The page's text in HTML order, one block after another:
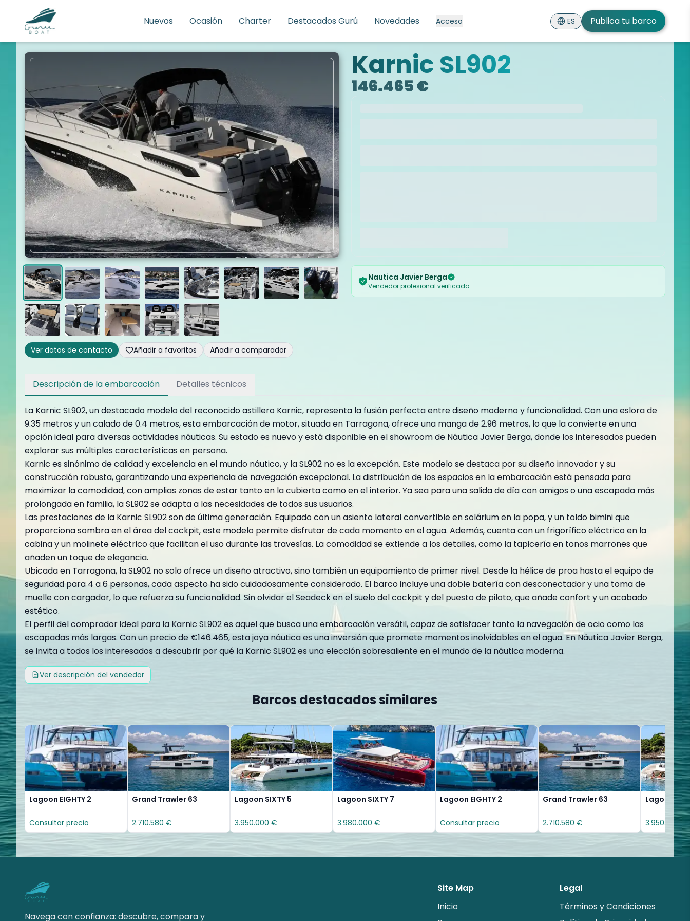
Nuevos Ocasión Charter Destacados Gurú Novedades Acceso ES Publica tu barco
Ver datos de contacto Añadir a favoritos Añadir a comparador
Karnic SL902
146.465 €
Nautica Javier Berga
Vendedor profesional verificado
Descripción de la embarcación Detalles técnicos
La Karnic SL902, un destacado modelo del reconocido astillero Karnic, representa la fusión perfecta entre diseño moderno y funcionalidad. Con una eslora de
9.35 metros y un calado de 0.4 metros, esta embarcación de motor, situada en Tarragona, ofrece una manga de 2.96 metros, lo que la convierte en una
opción ideal para diversas actividades náuticas. Su estado es nuevo y está disponible en el showroom de Náutica Javier Berga, donde los interesados pueden
explorar sus múltiples características en persona.
Karnic es sinónimo de calidad y excelencia en el mundo náutico, y la SL902 no es la excepción. Este modelo se destaca por su diseño innovador y su
construcción robusta, garantizando una experiencia de navegación excepcional. La distribución de los espacios en la embarcación está pensada para
maximizar la comodidad, con amplias zonas de estar tanto en la cubierta como en el interior. Ya sea para una salida de día con amigos o una escapada más
prolongada en familia, la SL902 se adapta a las necesidades de todos sus usuarios.
Las prestaciones de la Karnic SL902 son de última generación. Equipado con un asiento lateral convertible en solárium en la popa, y un toldo bimini que
proporciona sombra en el área del cockpit, este modelo permite disfrutar de cada momento en el agua. Además, cuenta con un frigorífico eléctrico en la
cabina y un molinete eléctrico que facilitan el uso durante las travesías. La comodidad se extiende a los detalles, como la tapicería en tonos marrones que
añaden un toque de elegancia.
Ubicada en Tarragona, la SL902 no solo ofrece un diseño atractivo, sino también un equipamiento de primer nivel. Desde la hélice de proa hasta el equipo de
seguridad para 4 a 6 personas, cada aspecto ha sido cuidadosamente considerado. El barco incluye una doble batería con desconectador y una toma de
muelle con cargador, lo que refuerza su funcionalidad. Sin olvidar el Seadeck en el suelo del cockpit y del puesto de piloto, que añade confort y un acabado
estético.
El perfil del comprador ideal para la Karnic SL902 es aquel que busca una embarcación versátil, capaz de satisfacer tanto la navegación de ocio como las
escapadas más largas. Con un precio de €146.465, esta joya náutica es una inversión que promete momentos inolvidables en el agua. En Náutica Javier Berga,
se invita a todos los interesados a descubrir por qué la Karnic SL902 es una elección sobresaliente en el mundo de la náutica moderna.
Ver descripción del vendedor
Barcos destacados similares
Lagoon EIGHTY 2
Consultar precio
Grand Trawler 63
2.710.580 €
Lagoon SIXTY 5
3.950.000 €
Lagoon SIXTY 7
3.980.000 €
Lagoon EIGHTY 2
Consultar precio
Grand Trawler 63
2.710.580 €
Lagoon
3.950.000 €
Navega con confianza: descubre, compara y
Site Map
Inicio
Legal
Términos y Condiciones